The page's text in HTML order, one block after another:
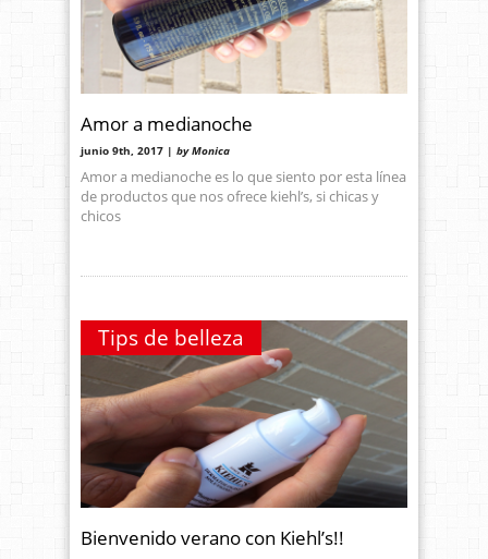
Amor a medianoche
junio 9th, 2017 | by Monica
Amor a medianoche es lo que siento por esta línea
de productos que nos ofrece kiehl’s, si chicas y
chicos
Tips de belleza
Bienvenido verano con Kiehl’s!!